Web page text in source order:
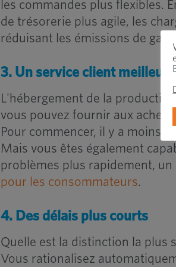
les commandes plus flexibles.
de trésorerie plus agile, les
réduisant les émissions de gaz
3. Un service client meilleur
L'hébergement de la
vous pouvez fournir aux
Pour commencer, il y a moins
Mais vous êtes également
problèmes plus rapidement,
pour les consommateurs.
4. Des délais plus courts
Quelle est la distinction la plus
Vous rationalisez